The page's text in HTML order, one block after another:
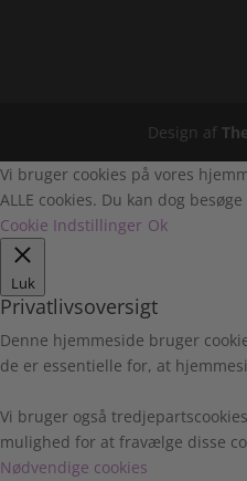
Design af
Vi bruger cookies på vores
ALLE cookies. Du kan dog
Cookie Indstillinger Ok
Luk
Privatlivsoversigt
Denne hjemmeside bruger
de er essentielle for, at
Vi bruger også
mulighed for at fravælge disse
Nødvendige cookies